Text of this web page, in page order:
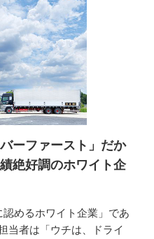
ーファースト」だか
絶好調のホワイト企
めるホワイト企業」であ
当者は「ウチは、ドライ